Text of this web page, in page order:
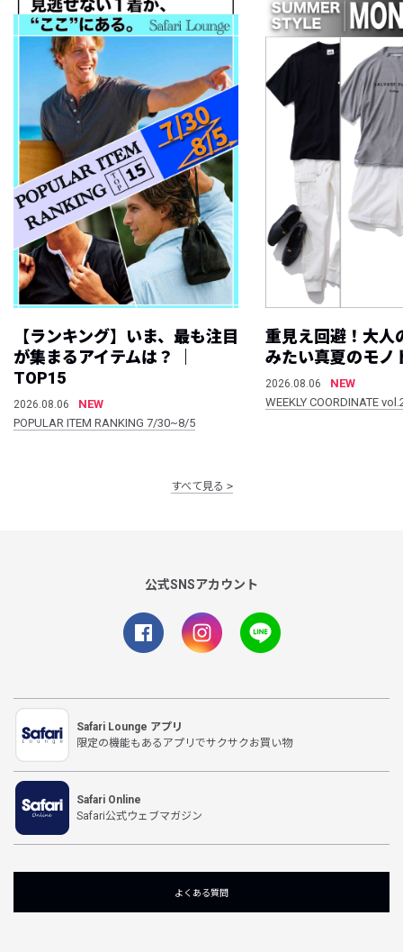
【ランキング】いま、最も注目
が集まるアイテムは？ ｜
TOP15
2026.08.06
NEW
POPULAR ITEM RANKING 7/30~8/5
重見え回避！大人
みたい真夏のモノ
2026.08.06
NEW
WEEKLY COORDINATE
すべて見る
公式SNSアカウント
Safari Lounge アプリ
限定の機能もあるアプリでサクサクお買い物
Safari Online
Safari公式ウェブマガジン
よくある質問